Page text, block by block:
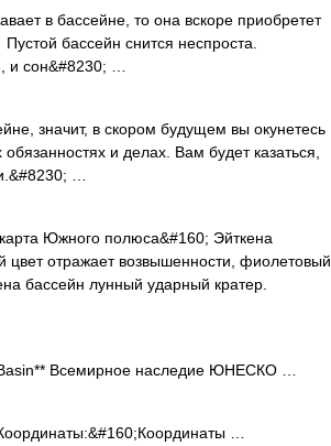
в бассейне, то она вскоре приобретет
бассейн снится неспроста.
и сон&#8230; …
значит, в скором будущем вы окунетесь
и делах. Вам будет казаться,
…
Южного полюса&#160; Эйткена
отражает возвышенности, фиолетовый
бассейн лунный ударный кратер.
Всемирное наследие ЮНЕСКО …
…